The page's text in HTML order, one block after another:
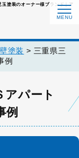
塗装のオーナー様ブランド｜ア
塗装 > 三重県三
例
アパート
例